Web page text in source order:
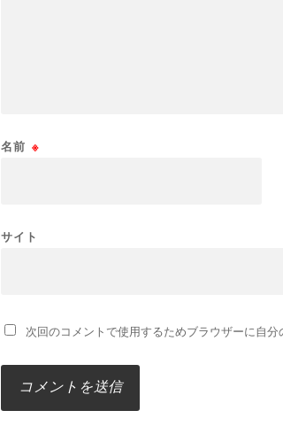
名前 ※
サイト
次回のコメントで使用するためブラウザーに自